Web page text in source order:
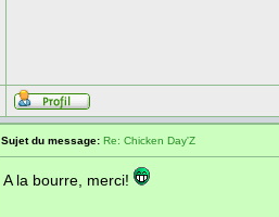
Sujet du message: Re: Chicken Day'Z
A la bourre, merci!